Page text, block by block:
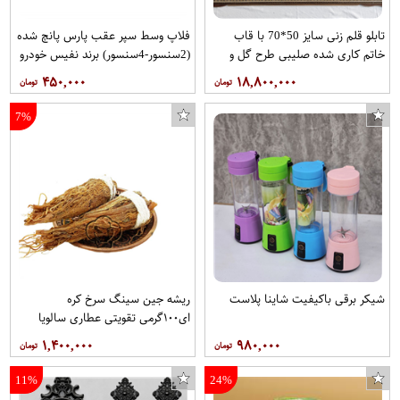
تابلو قلم زنی سایز 50*70 با قاب
خاتم کاری شده صلیبی طرح گل و
۱۸,۸۰۰,۰۰۰
فلاپ وسط سپر عقب پارس پانچ شده
(2سنسور-4سنسور) برند نفیس خودرو
۴۵۰,۰۰۰
شیکر برقی باکیفیت شاینا پلاست
۹۸۰,۰۰۰
7%
ریشه جین سینگ سرخ کره
ای۱۰۰گرمی تقویتی عطاری سالویا
۱,۴۰۰,۰۰۰
24%
11%